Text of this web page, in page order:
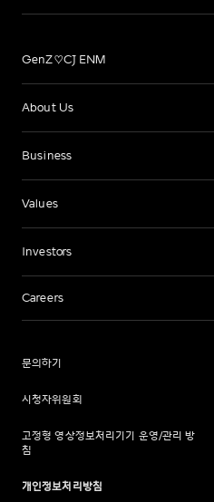
GenZ♡CJ ENM
About Us
Business
Values
Investors
Careers
문의하기
시청자위원회
고정형 영상정보처리기기 운영/관리 방
침
개인정보처리방침